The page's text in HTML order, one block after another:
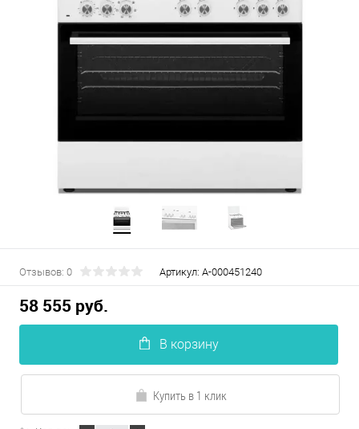
Отзывов: 0 Артикул: А-000451240
58 555 руб.
В корзину
Купить в 1 клик